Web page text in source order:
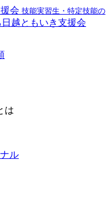
技能実習生・特定技能の
日越ともいき支援会
は
ル